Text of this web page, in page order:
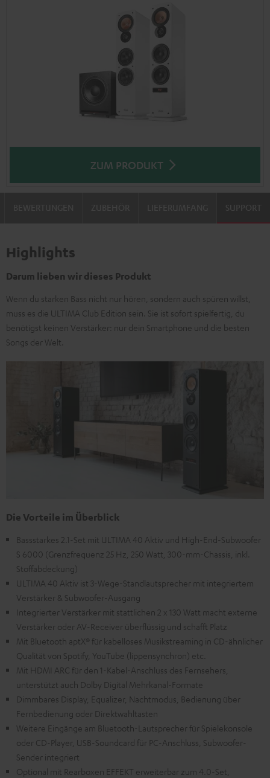
ZUM PRODUKT
SUPPORT
Highlights
Darum lieben wir dieses Produkt
Wenn du starken Bass nicht nur hören, sondern auch spüren willst,
muss es die ULTIMA Club Edition sein. Sie ist sofort spielfertig, du
benötigst keinen Verstärker: nur dein Smartphone und die besten
Songs der Welt.
Die Vorteile im Überblick
Bassstarkes 2.1-Set mit ULTIMA 40 Aktiv und High-End-Subwoofer
S 6000 (Grenzfrequenz 25 Hz, 250 Watt, 300-mm-Chassis, inkl.
Stoffabdeckung)
ULTIMA 40 Aktiv ist 3-Wege-Standlautsprecher mit integriertem
Verstärker & Subwoofer-Ausgang
Integrierter Verstärker mit stattlichen 2 x 130 Watt macht externe
Verstärker oder AV-Receiver überflüssig und schafft Platz
Mit Bluetooth aptX® für kabelloses Musikstreaming in CD-ähnlicher
Qualität von Spotify, YouTube (lippensynchron) etc.
Mit HDMI ARC für den 1-Kabel-Anschluss des Fernsehers,
unterstützt auch Dolby Digital Mehrkanal-Formate
Dimmbares Display, Equalizer, Nachtmodus, Bedienung über
Fernbedienung oder Direktwahltasten
Weitere Eingänge am Bluetooth-Lautsprecher für Spielekonsole
oder CD-Player, USB-Soundcard für PC-Anschluss, Subwoofer-
Sender integriert
Optional mit Rearboxen EFFEKT erweiterbar zum 4.0-Set,